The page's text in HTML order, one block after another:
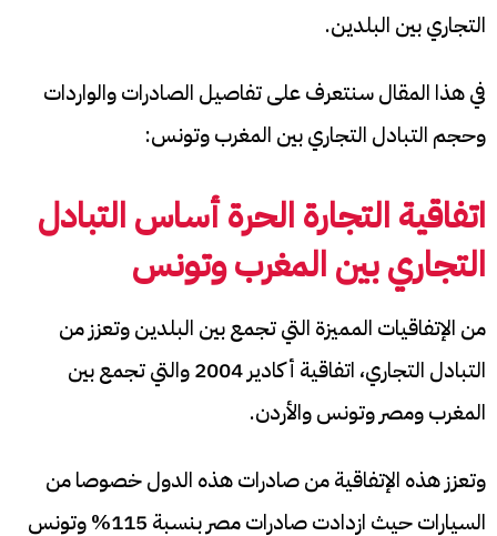
التجاري بين البلدين.
في هذا المقال سنتعرف على تفاصيل الصادرات والواردات
وحجم التبادل التجاري بين المغرب وتونس:
اتفاقية التجارة الحرة أساس التبادل
التجاري بين المغرب وتونس
من الإتفاقيات المميزة التي تجمع بين البلدين وتعزز من
التبادل التجاري، اتفاقية أكادير 2004 والتي تجمع بين
المغرب ومصر وتونس والأردن.
وتعزز هذه الإتفاقية من صادرات هذه الدول خصوصا من
السيارات حيث ازدادت صادرات مصر بنسبة 115% وتونس